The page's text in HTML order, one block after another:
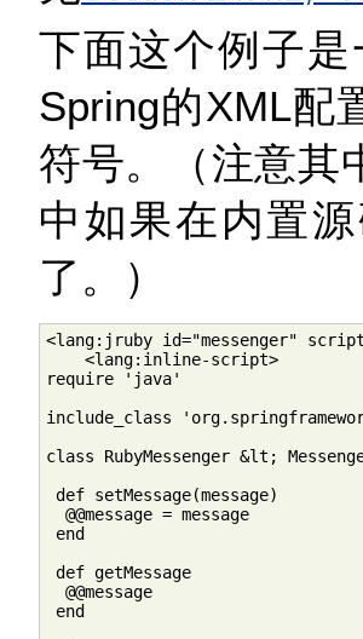
下面这个例子
Spring的XML配
符号。（注意其
中如果在内置
了。）
<lang:jruby id="messenger"
    <lang:inline-script>
require 'java'
include_class
class RubyMessenger &lt;
def setMessage(message)
  @@message = message
end
def getMessage
  @@message
end